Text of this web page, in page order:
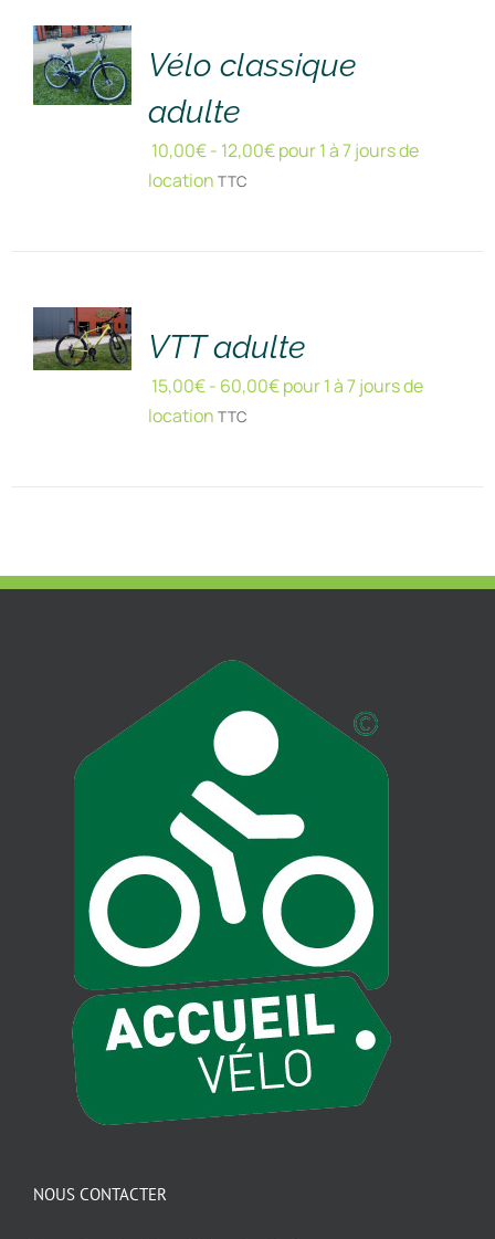
Vélo classique
adulte
10,00€- 12,00€pour 1 à 7 jours de
location TTC
DÉTAILS
VTT adulte
15,00€- 60,00€pour 1 à 7 jours de
location TTC
NOUS CONTACTER